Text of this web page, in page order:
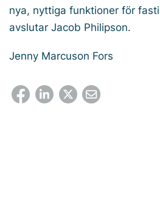
nya, nyttiga funktioner för
avslutar Jacob Philipson.
Jenny Marcuson Fors